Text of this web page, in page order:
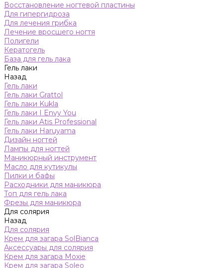
Восстановление ногтевой пластины
Для гипергидроза
Для лечения грибка
Лечение вросшего ногтя
Полигели
Кератогель
База для гель лака
Гель лаки
Назад
Гель лаки
Гель лаки Grattol
Гель лаки Kukla
Гель лаки I Envy You
Гель лаки Atis Professional
Гель лаки Haruyama
Дизайн ногтей
Лампы для ногтей
Маникюрный инструмент
Масло для кутикулы
Пилки и бафы
Расходники для маникюра
Топ для гель лака
Фрезы для маникюра
Для солярия
Назад
Для солярия
Крем для загара SolBianca
Аксессуары для солярия
Крем для загара Moxie
Крем для загара Soleo